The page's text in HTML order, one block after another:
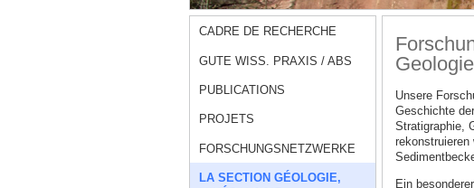
CADRE DE RECHERCHE
GUTE WISS. PRAXIS / ABS
PUBLICATIONS
PROJETS
FORSCHUNGSNETZWERKE
LA SECTION GÉOLOGIE,
Unsere
Geschichte
Stratigraphie,
rekonstruieren
Ein